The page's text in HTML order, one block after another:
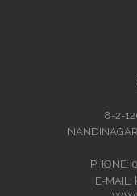
8-2-
PHONE:
E-MAIL: